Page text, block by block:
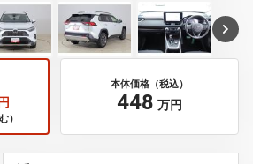
）
本体価格（税込）
448 万円